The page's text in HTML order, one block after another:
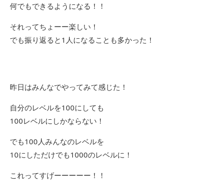
何でもできるようになる！！
それってちょーー楽しい！
でも振り返ると1人になることも多かった！
昨日はみんなでやってみて感じた！
自分のレベルを100にしても
100レベルにしかならない！
でも100人みんなのレベルを
10にしただけでも1000のレベルに！
これってすげーーーーー！！